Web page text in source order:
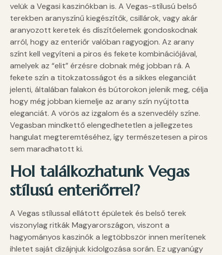
velük a Vegasi kaszinókban is. A Vegas-stílusú belső
terekben aranyszínű kiegészítők, csillárok, vagy akár
aranyozott keretek és díszítőelemek gondoskodnak
arról, hogy az enteriőr valóban ragyogjon. Az arany
színt kell vegyíteni a piros és fekete kombinációjával,
amelyek az “elit” érzésre dobnak még jobban rá. A
fekete szín a titokzatosságot és a sikkes eleganciát
jelenti, általában falakon és bútorokon jelenik meg, célja
hogy még jobban kiemelje az arany szín nyújtotta
eleganciát. A vörös az izgalom és a szenvedély színe.
Vegasban mindkettő elengedhetetlen a jellegzetes
hangulat megteremtéséhez, így természetesen a piros
sem maradhatott ki.
Hol találkozhatunk Vegas
stílusú enteriőrrel?
A Vegas stílussal ellátott épületek és belső terek
viszonylag ritkák Magyarországon, viszont a
hagyományos kaszinók a legtöbbször innen merítenek
ihletet saját dizájnjuk kidolgozása során. Ez ugyanúgy